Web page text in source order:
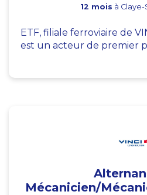
12 mois à Claye-
ETF, filiale ferroviaire de
est un acteur de premier
Mécanicien/